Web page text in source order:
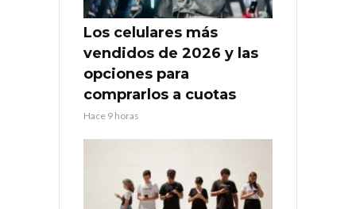
Los celulares más
vendidos de 2026 y las
opciones para
comprarlos a cuotas
Hace 9 horas